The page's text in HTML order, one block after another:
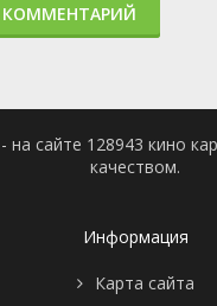
КОММЕНТАРИЙ
сайте 128943 кино
качеством.
Информация
Карта сайта